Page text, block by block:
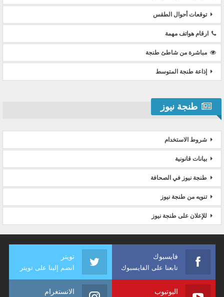
توقعات أحوال الطقس
ارقام هواتف مهمة
مباشرة من شاطئ طنجة
إذاعة طنجة المتوسط
طنجة نيوز
شروط الاستخدام
بيانات قانونية
طنجة نيوز في الصحافة
تنويه من طنجة نيوز
للإعلان على طنجة نيوز
فايسبوك
تابعنا على الفايسبوك
تويتر
انضم إلينا على تويتر
اليوتيوب الانستغرام